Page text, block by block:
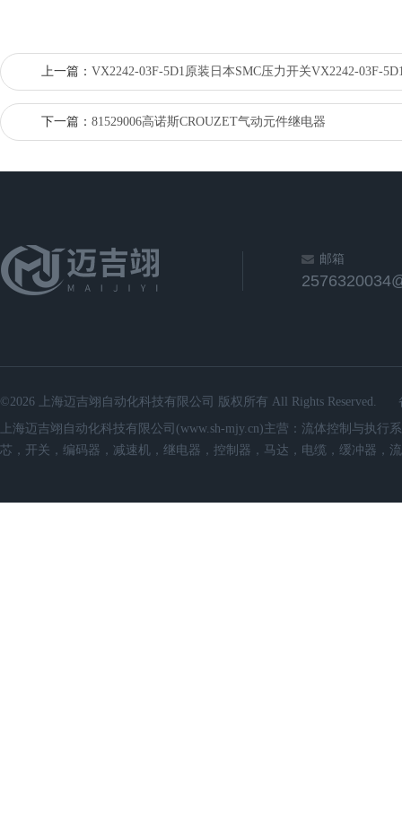
上一篇： VX2242-03F-5D1原装日本SMC压力开关VX2242-03F-
下一篇： 81529006高诺斯CROUZET气动元件继电器
邮箱
©2026 上海迈吉翊自动化科技有限公司 版权所有 All Rights Reserved.
上海迈吉翊自动化科技有限公司(www.sh-mjy.cn)主营：流体控制与执
芯，开关，编码器，减速机，继电器，控制器，马达，电缆，缓冲器，